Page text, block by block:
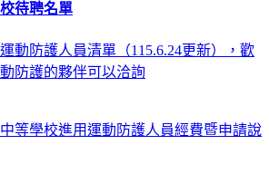
待聘名單
動防護人員清單（115.6.24更新），歡
防護的夥伴可以洽詢